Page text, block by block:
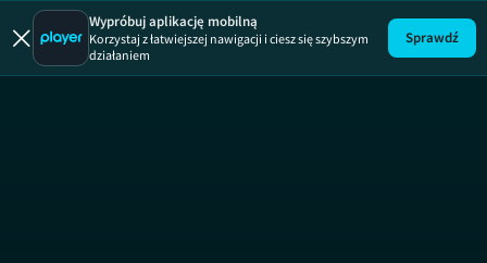
Wypróbuj aplikację mobilną
Korzystaj z łatwiejszej nawigacji i ciesz się szybszym
działaniem
Sprawdź